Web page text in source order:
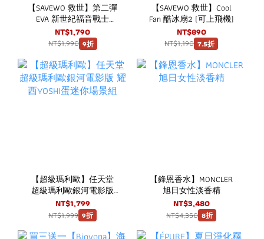
【SAVEWO 救世】第二彈
EVA 新世紀福音戰士
SAVEWO 救世 MagCell
MC509 磁能寶 5000mAh
NT$1,790
NT$1,990 9折
【SAVEWO 救世】Cool
Fan 酷冰扇2 (可上飛機)
NT$890
NT$1,190 7.5折
【超級瑪利歐】任天堂
超級瑪利歐銀河電影版
耀西YOSHI蛋迷你場景組
NT$1,799
NT$1,999 9折
【鋒恩香水】MONCLER
旭日女性淡香精
NT$3,480
NT$4,350 8折